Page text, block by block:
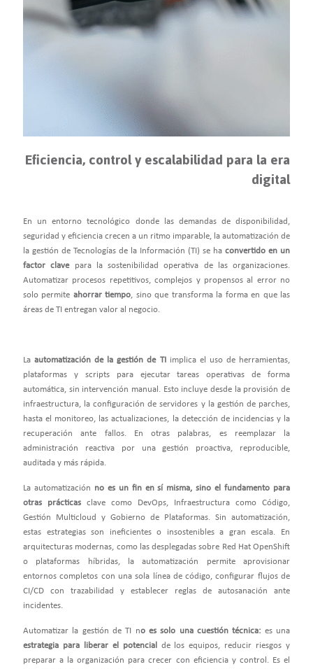
Eficiencia, control y escalabilidad para la era
digital
En un entorno tecnológico donde las demandas de disponibilidad,
seguridad y eficiencia crecen a un ritmo imparable, la automatización de
la gestión de Tecnologías de la Información (TI) se ha convertido en un
factor clavepara la sostenibilidad operativa de las organizaciones.
Automatizar procesos repetitivos, complejos y propensos al error no
solo permite ahorrar tiempo, sino que transforma la forma en que las
áreas de TI entregan valor al negocio.
Laautomatización de la gestión de TIimplica el uso de herramientas,
plataformas y scripts para ejecutar tareas operativas de forma
automática, sin intervención manual. Esto incluye desde la provisión de
infraestructura, la configuración de servidores y la gestión de parches,
hasta el monitoreo, las actualizaciones, la detección de incidencias y la
recuperación ante fallos. En otras palabras, es reemplazar la
administración reactiva por una gestión proactiva, reproducible,
auditada y más rápida.
La automatización no es un fin en sí misma, sino el fundamento para
otras prácticas clave como DevOps, Infraestructura como Código,
Gestión Multicloud y Gobierno de Plataformas. Sin automatización,
estas estrategias son ineficientes o insostenibles a gran escala. En
arquitecturas modernas, como las desplegadas sobre Red Hat OpenShift
o plataformas híbridas, la automatización permite aprovisionar
entornos completos con una sola línea de código, configurar flujos de
CI/CD con trazabilidad y establecer reglas de autosanación ante
incidentes.
Automatizar la gestión de TI no es solo una cuestión técnica: es una
estrategia para liberar el potencial de los equipos, reducir riesgos y
preparar a la organización para crecer con eficiencia y control. Es el